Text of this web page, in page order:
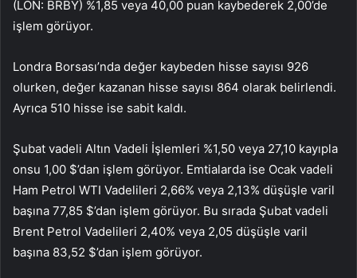
(LON: BRBY) %1,85 veya 40,00 puan kaybederek 2,00’de
işlem görüyor.
Londra Borsası’nda değer kaybeden hisse sayısı 926
olurken, değer kazanan hisse sayısı 864 olarak belirlendi.
Ayrıca 510 hisse ise sabit kaldı.
Şubat vadeli Altın Vadeli İşlemleri %1,50 veya 27,10 kayıpla
onsu 1,00 $’dan işlem görüyor. Emtialarda ise Ocak vadeli
Ham Petrol WTI Vadelileri 2,66% veya 2,13% düşüşle varil
başına 77,85 $’dan işlem görüyor. Bu sırada Şubat vadeli
Brent Petrol Vadelileri 2,40% veya 2,05 düşüşle varil
başına 83,52 $’dan işlem görüyor.